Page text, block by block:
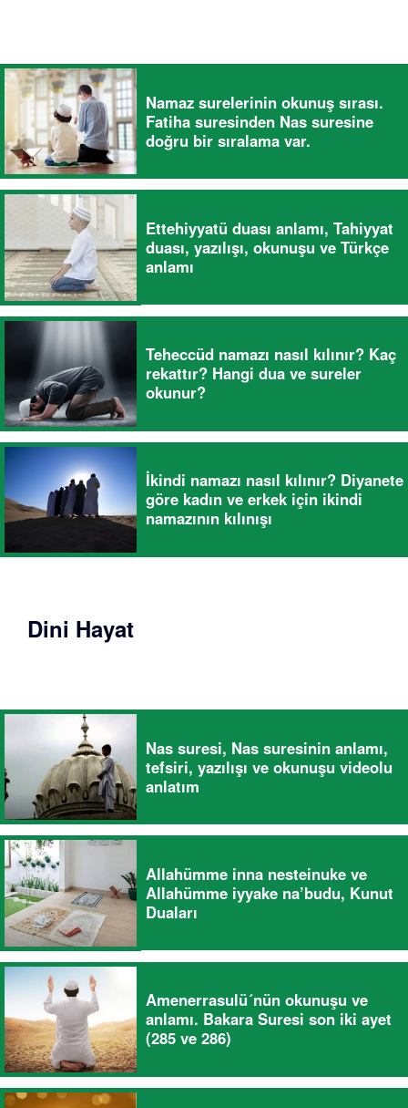
Namaz surelerinin okunuş sırası.
Fatiha suresinden Nas suresine
doğru bir sıralama var.
Ettehiyyatü duası anlamı, Tahiyyat
duası, yazılışı, okunuşu ve Türkçe
anlamı
Teheccüd namazı nasıl kılınır? Kaç
rekattır? Hangi dua ve sureler
okunur?
İkindi namazı nasıl kılınır? Diyanete
göre kadın ve erkek için ikindi
namazının kılınışı
Dini Hayat
Nas suresi, Nas suresinin anlamı,
tefsiri, yazılışı ve okunuşu videolu
anlatım
Allahümme inna nesteinuke ve
Allahümme iyyake na’budu, Kunut
Duaları
Amenerrasulü´nün okunuşu ve
anlamı. Bakara Suresi son iki ayet
(285 ve 286)